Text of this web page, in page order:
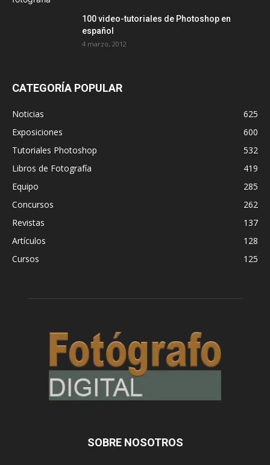
100 video-tutoriales de Photoshop en
español
4 marzo, 2012
CATEGORÍA POPULAR
Noticias
625
Exposiciones
600
Tutoriales Photoshop
532
Libros de Fotografía
419
Equipo
285
Concursos
262
Revistas
137
Artículos
128
Cursos
125
SOBRE NOSOTROS